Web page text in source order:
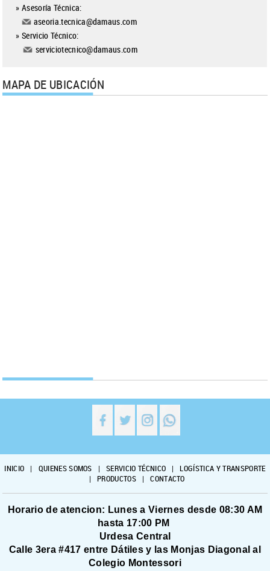
» Asesoría Técnica:
aseoria.tecnica@damaus.com
» Servicio Técnico:
serviciotecnico@damaus.com
MAPA DE UBICACIÓN
INICIO | QUIENES SOMOS |SERVICIO TÉCNICO |LOGÍSTICA Y TRANSPORTE
|PRODUCTOS |CONTACTO
Horario de atencion: Lunes a Viernes desde 08:30 AM
hasta 17:00 PM
Urdesa Central
Calle 3era #417 entre Dátiles y las Monjas Diagonal al
Colegio Montessori